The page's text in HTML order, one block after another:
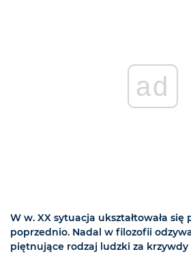
ad
W w. XX sytuacja ukształtowała
poprzednio. Nadal w filozofii
piętnujące rodzaj ludzki za krzywdy